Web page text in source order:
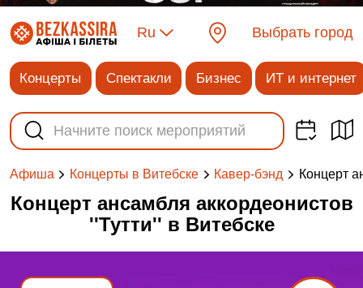
Ru Выбрать город
Концерты Спектакли Бизнес ИТ и интернет
Афиша Концерты в Витебске Кавер-бэнд Концерт
Концерт ансамбля аккордеонистов
''Тутти'' в Витебске